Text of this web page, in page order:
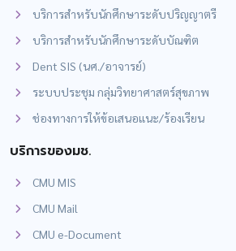
บริการสำหรับนักศึกษาระดับปริญญาตรี
บริการสำหรับนักศึกษาระดับบัณฑิต
Dent SIS (นศ./อาจารย์)
ระบบประชุม กลุ่มวิทยาศาสตร์สุขภาพ
ช่องทางการให้ข้อเสนอแนะ/ร้องเรียน
บริการของมช.
CMU MIS
CMU Mail
CMU e-Document